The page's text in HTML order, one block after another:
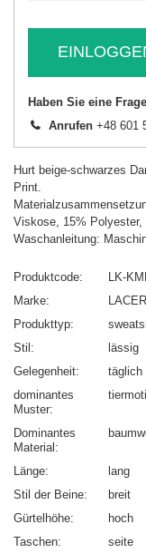
Haben Sie eine
Anrufen +48 601
Hurt beige-schwarzes
Print.
Viskose, 15% Polyester,
Waschanleitung:
Produktcode
LK-
Marke
Produkttyp
Stil
lässig
Gelegenheit
täglich
dominantes
Muster
Dominantes
Material
Länge
lang
Stil der Beine
breit
Gürtelhöhe
hoch
Taschen
seite